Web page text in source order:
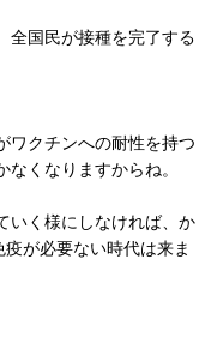
全国民が接種を完了する
ワクチンへの耐性を持つ
くなりますからね。
いく様にしなければ、か
が必要ない時代は来ま